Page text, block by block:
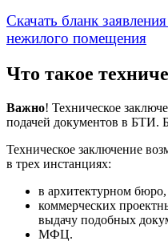
Скачать бланк
нежилого помещения
Что такое
Важно! Техническое
подачей документов в БТИ.
Техническое заключение
в трех инстанциях:
в архитектурном бюро,
коммерческих
выдачу подобных
МФЦ.